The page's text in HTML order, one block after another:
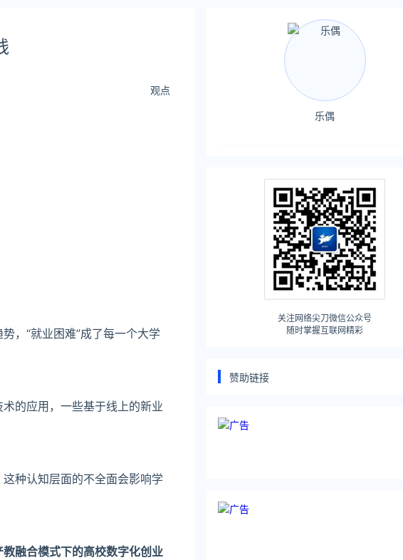
观点
，“就业困难”成了每一个大学
的应用，一些基于线上的新业
种认知层面的不全面会影响学
教融合模式下的高校数字化创业
乐偶
关注网络尖刀微信公众号
随时掌握互联网精彩
赞助链接